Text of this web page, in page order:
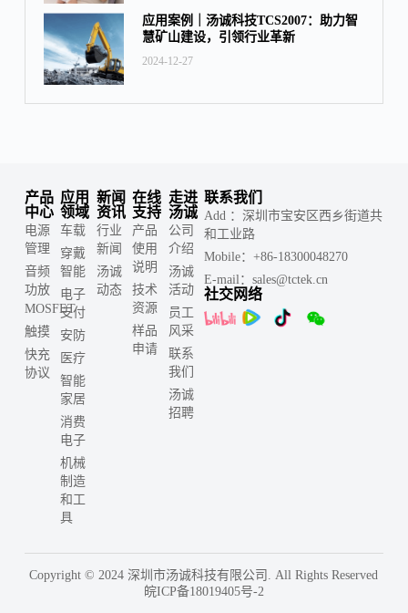
应用案例｜汤诚科技TCS2007：‌助力智
慧矿山建设，‌引领行业革新
2024-12-27
产品
中心
电源
管理
音频
功放
MOSFET
触摸
快充
协议
应用
领域
车载
穿戴
智能
电子
支付
安防
医疗
智能
家居
消费
电子
机械
制造
和工
具
新闻
资讯
行业
新闻
汤诚
动态
在线
支持
产品
使用
说明
技术
资源
样品
申请
走进
汤诚
公司
介绍
汤诚
活动
员工
风采
联系
我们
汤诚
招聘
联系我们
Add ：深圳市宝安区西乡街道共
和工业路
Mobile：+86-18300048270
E-mail：sales@tctek.cn
社交网络
Copyright © 2024 深圳市汤诚科技有限公司. All Rights Reserved
皖ICP备18019405号-2